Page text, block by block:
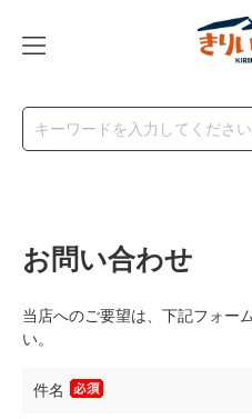
お問い合わせ
当店へのご要望は、下記フォー
い。
件名